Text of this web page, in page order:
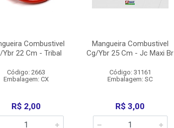
Combustivel
Ybr 22 Cm - Tribal
Código: 2663
Embalagem: CX
R$ 2,00
Mangueira Combustivel
Cg/Ybr 25 Cm - Jc Maxi Br
Código: 31161
Embalagem: SC
R$ 3,00